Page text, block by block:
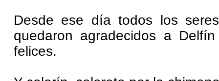
Desde ese día todos los
quedaron agradecidos a
felices.